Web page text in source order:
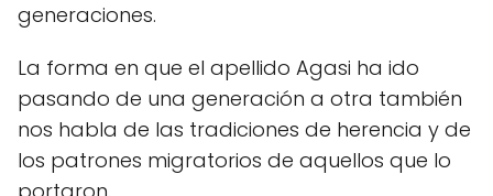
generaciones.
La forma en que el apellido Agasi ha ido
pasando de una generación a otra también
nos habla de las tradiciones de herencia y de
los patrones migratorios de aquellos que lo